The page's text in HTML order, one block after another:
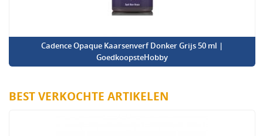
Cadence Opaque Kaarsenverf Donker Grijs 50 ml |
GoedkoopsteHobby
BEST VERKOCHTE ARTIKELEN